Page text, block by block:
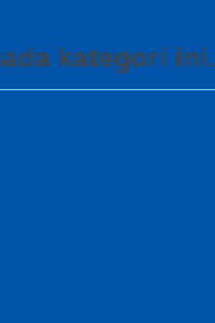
kategori ini.